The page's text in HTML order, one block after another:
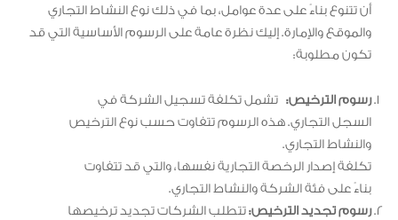
أن تتنوع بناءً على عدة عوامل، بما في ذلك نوع النشاط التجاري
والموقع والإمارة. إليك نظرة عامة على الرسوم الأساسية التي قد
تكون مطلوبة:
رسوم الترخيص: تشمل تكلفة تسجيل الشركة في
السجل التجاري. هذه الرسوم تتفاوت حسب نوع الترخيص
والنشاط التجاري.
تكلفة إصدار الرخصة التجارية نفسها، والتي قد تتفاوت
بناءً على فئة الشركة والنشاط التجاري.
رسوم تجديد الترخيص:تتطلب الشركات تجديد ترخيصها